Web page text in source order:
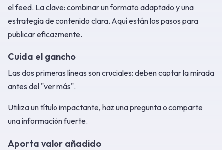
el feed. La clave: combinar un formato adaptado y una
estrategia de contenido clara. Aquí están los pasos para
publicar eficazmente.
Cuida el gancho
Las dos primeras líneas son cruciales: deben captar la mirada
antes del "ver más".
Utiliza un título impactante, haz una pregunta o comparte
una información fuerte.
Aporta valor añadido